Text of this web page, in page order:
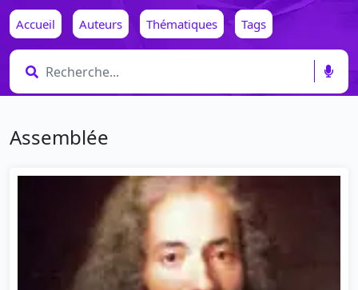
Accueil Auteurs Thématiques Tags
Assemblée